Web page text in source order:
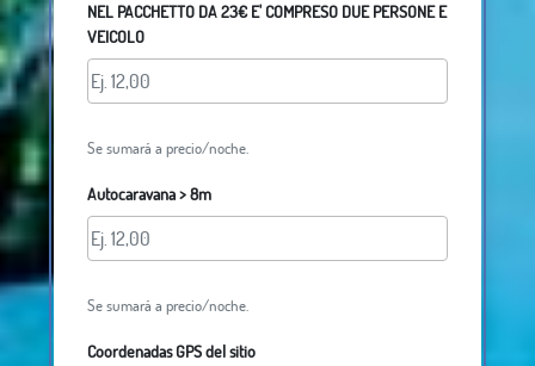
NEL PACCHETTO DA 23€ E' COMPRESO DUE PERSONE E
VEICOLO
Se sumará a precio/noche.
Autocaravana > 8m
Se sumará a precio/noche.
Coordenadas GPS del sitio